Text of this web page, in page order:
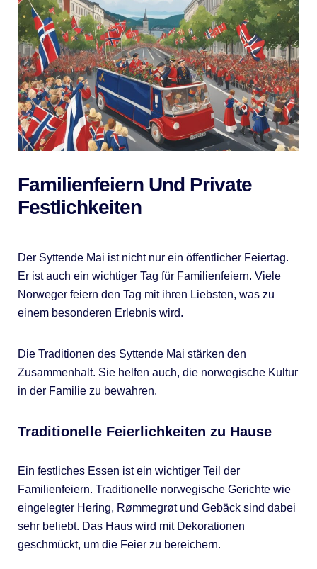
Familienfeiern Und Private
Festlichkeiten
Der Syttende Mai ist nicht nur ein öffentlicher Feiertag.
Er ist auch ein wichtiger Tag für Familienfeiern. Viele
Norweger feiern den Tag mit ihren Liebsten, was zu
einem besonderen Erlebnis wird.
Die Traditionen des Syttende Mai stärken den
Zusammenhalt. Sie helfen auch, die norwegische Kultur
in der Familie zu bewahren.
Traditionelle Feierlichkeiten zu Hause
Ein festliches Essen ist ein wichtiger Teil der
Familienfeiern. Traditionelle norwegische Gerichte wie
eingelegter Hering, Rømmegrøt und Gebäck sind dabei
sehr beliebt. Das Haus wird mit Dekorationen
geschmückt, um die Feier zu bereichern.